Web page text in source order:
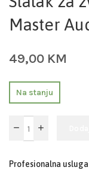
Master
49,00 KM
Na stanju
Profesionalna